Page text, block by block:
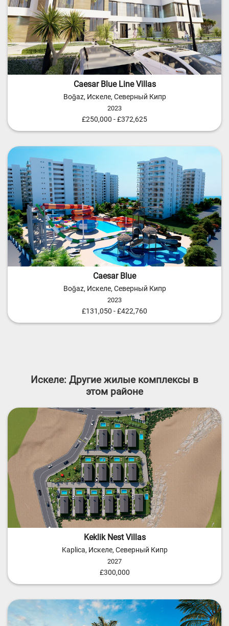
Caesar Blue Line Villas
Boğaz, Искеле, Северный Кипр
2023
£250,000 - £372,625
Caesar Blue
Boğaz, Искеле, Северный Кипр
2023
£131,050 - £422,760
Искеле: Другие жилые комплексы в
этом районе
Keklik Nest Villas
Kaplica, Искеле, Северный Кипр
2027
£300,000